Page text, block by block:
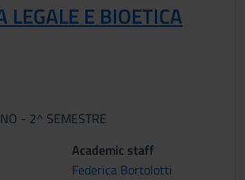
LEGALE E BIOETICA
- 2^ SEMESTRE
Academic staff
Federica Bortolotti